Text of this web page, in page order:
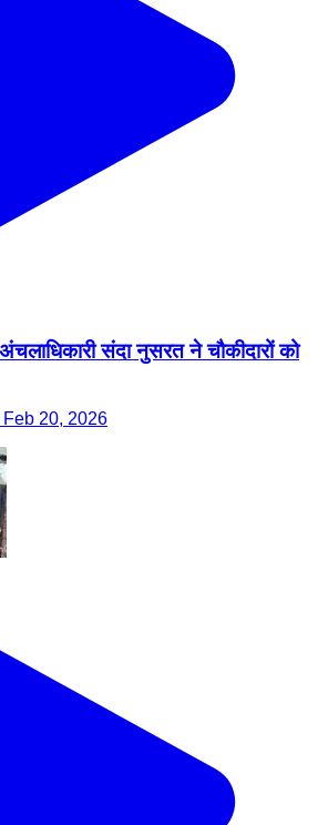
अंचलाधिकारी संदा नुसरत ने चौकीदारों को
20, 2026